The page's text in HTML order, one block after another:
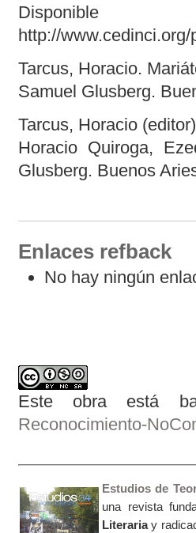
http://
Tarcus, Horacio.
Samuel Glusberg.
Tarcus, Horacio
Horacio Quiroga,
Glusberg. Buenos
Enlaces refback
No hay ningún
Este obra está
Reconocimiento-
Estudios de
una revista
Literariay